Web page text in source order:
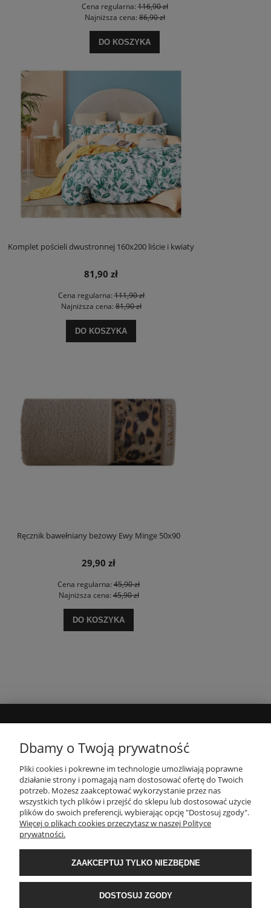
Cena regularna:116,90 zł
Najniższa cena:86,90 zł
DO KOSZYKA
Komplet pościeli dwustronnej 160x200 liście i kwiaty
81,90 zł
Cena regularna:111,90 zł
Najniższa cena:81,90 zł
DO KOSZYKA
Ręcznik bawełniany beżowy Ewy Minge 50x90
29,90 zł
Cena regularna: 45,90 zł
Najniższa cena:45,90 zł
DO KOSZYKA
INFORMACJE
PŁATNOŚCI I DOSTAWA
O NAS
POPULARNE KATEGORIE
Dbamy o Twoją prywatność
Pliki cookies i pokrewne im technologie umożliwiają poprawne
działanie strony i pomagają nam dostosować ofertę do Twoich
potrzeb. Możesz zaakceptować wykorzystanie przez nas
wszystkich tych plików i przejść do sklepu lub dostosować użycie
plików do swoich preferencji, wybierając opcję "Dostosuj zgody".
Więcej o plikach cookies przeczytasz w naszej Polityce
prywatności.
ZAAKCEPTUJ TYLKO NIEZBĘDNE
DOSTOSUJ ZGODY